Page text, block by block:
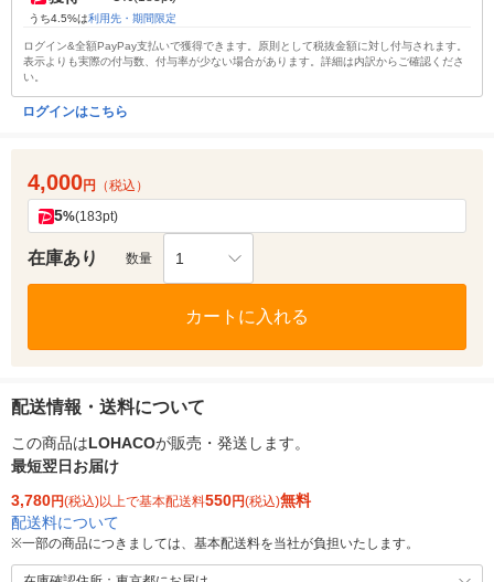
うち4.5%は利用先・期間限定
ログイン&全額PayPay支払いで獲得できます。原則として税抜金額に対し付与されます。
表示よりも実際の付与数、付与率が少ない場合があります。詳細は内訳からご確認くださ
い。
ログインはこちら
4,000円 （税込）
5%(183pt)
在庫あり 数量 1
カートに入れる
配送情報・送料について
この商品はLOHACOが販売・発送します。
最短翌日お届け
3,780円(税込)以上で基本配送料550円(税込)無料
配送料について
※一部の商品につきましては、基本配送料を当社が負担いたします。